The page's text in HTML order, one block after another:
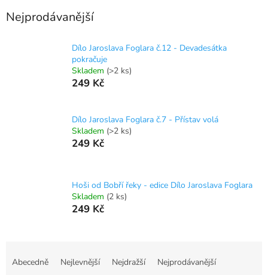
Nejprodávanější
Dílo Jaroslava Foglara č.12 - Devadesátka
pokračuje
Skladem (>2 ks)
249 Kč
Dílo Jaroslava Foglara č.7 - Přístav volá
Skladem (>2 ks)
249 Kč
Hoši od Bobří řeky - edice Dílo Jaroslava Foglara
Skladem (2 ks)
249 Kč
Abecedně Nejlevnější Nejdražší Nejprodávanější